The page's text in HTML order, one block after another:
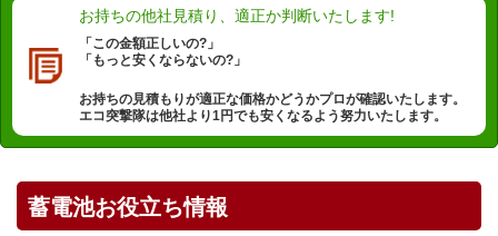
お持ちの他社見積り、 適正か判断いたします!
「この金額正しいの?」
「もっと安くならないの?」
お持ちの見積もりが適正な価格かどうかプロが確認いたします。
エコ突撃隊は他社より1円でも安くなるよう努力いたします。
蓄電池お役立ち情報